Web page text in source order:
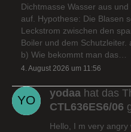
Dichtmasse Wasser aus
auf. Hypothese: Die Blasen
Leckstrom zwischen den
Boiler und dem Schutzleiter.
b) Wie bekommt man das…
4. August 2026 um 11:56
yodaa hat das
CTL636ES6/06
Hello, I m very